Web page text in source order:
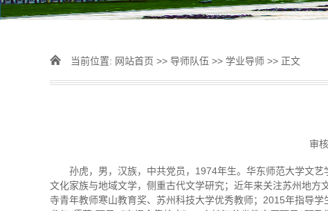
当前位置: 网站首页 >> 导师队伍 >> 学业导师 >> 正文
审
孙虎，男，汉族，中共党员，1974年生。华东师范大学文
文化家族与地域文学，侧重古代文学研究；近年来关注苏州地
寺青年教师寒山教育奖、苏州科技大学优秀教师；2015年指导